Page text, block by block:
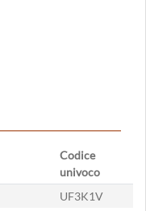
Codice
univoco
UF3K1V